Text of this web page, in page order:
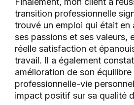
transition professionnelle
trouvé un emploi qui était en
ses passions et ses valeurs,
réelle satisfaction et
travail. Il a également
amélioration de son
professionnelle-vie
impact positif sur sa qualité